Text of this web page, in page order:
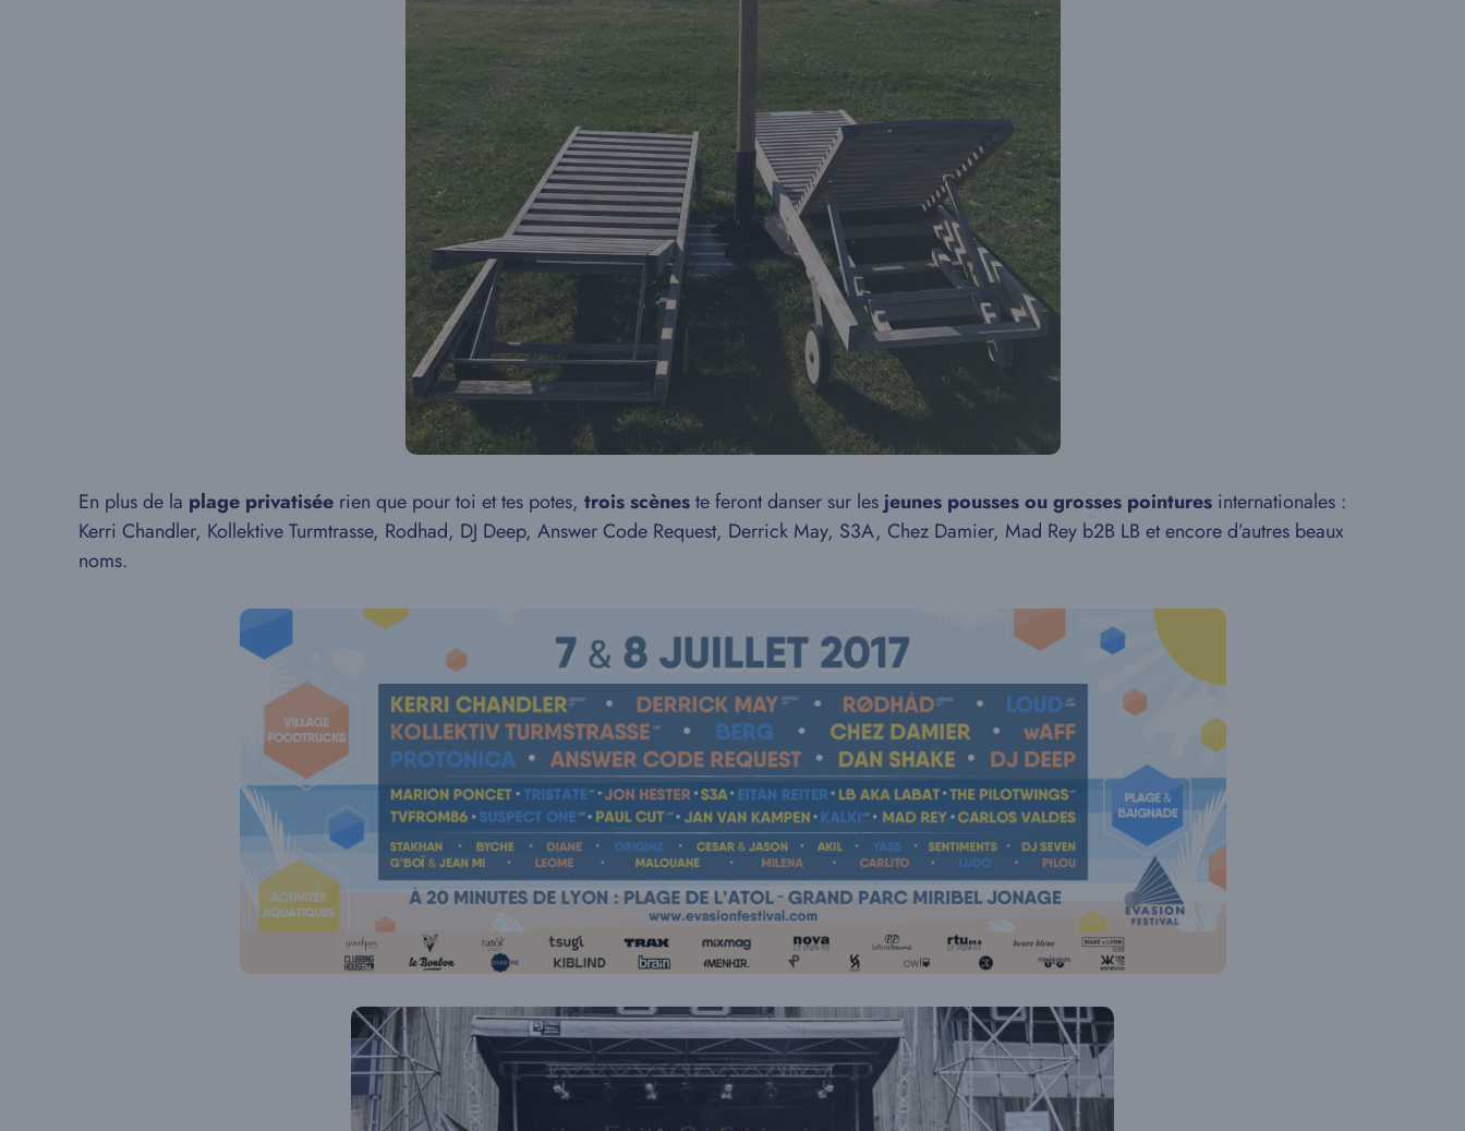
En plus de la plage privatisée rien que pour toi et tes potes, trois scèneste feront danser sur lesjeunes pousses ou grosses pointures internationales :
Kerri Chandler, Kollektive Turmtrasse, Rodhad, DJ Deep, Answer Code Request, Derrick May, S3A, Chez Damier, Mad Rey b2B LB et encore d’autres beaux
noms.